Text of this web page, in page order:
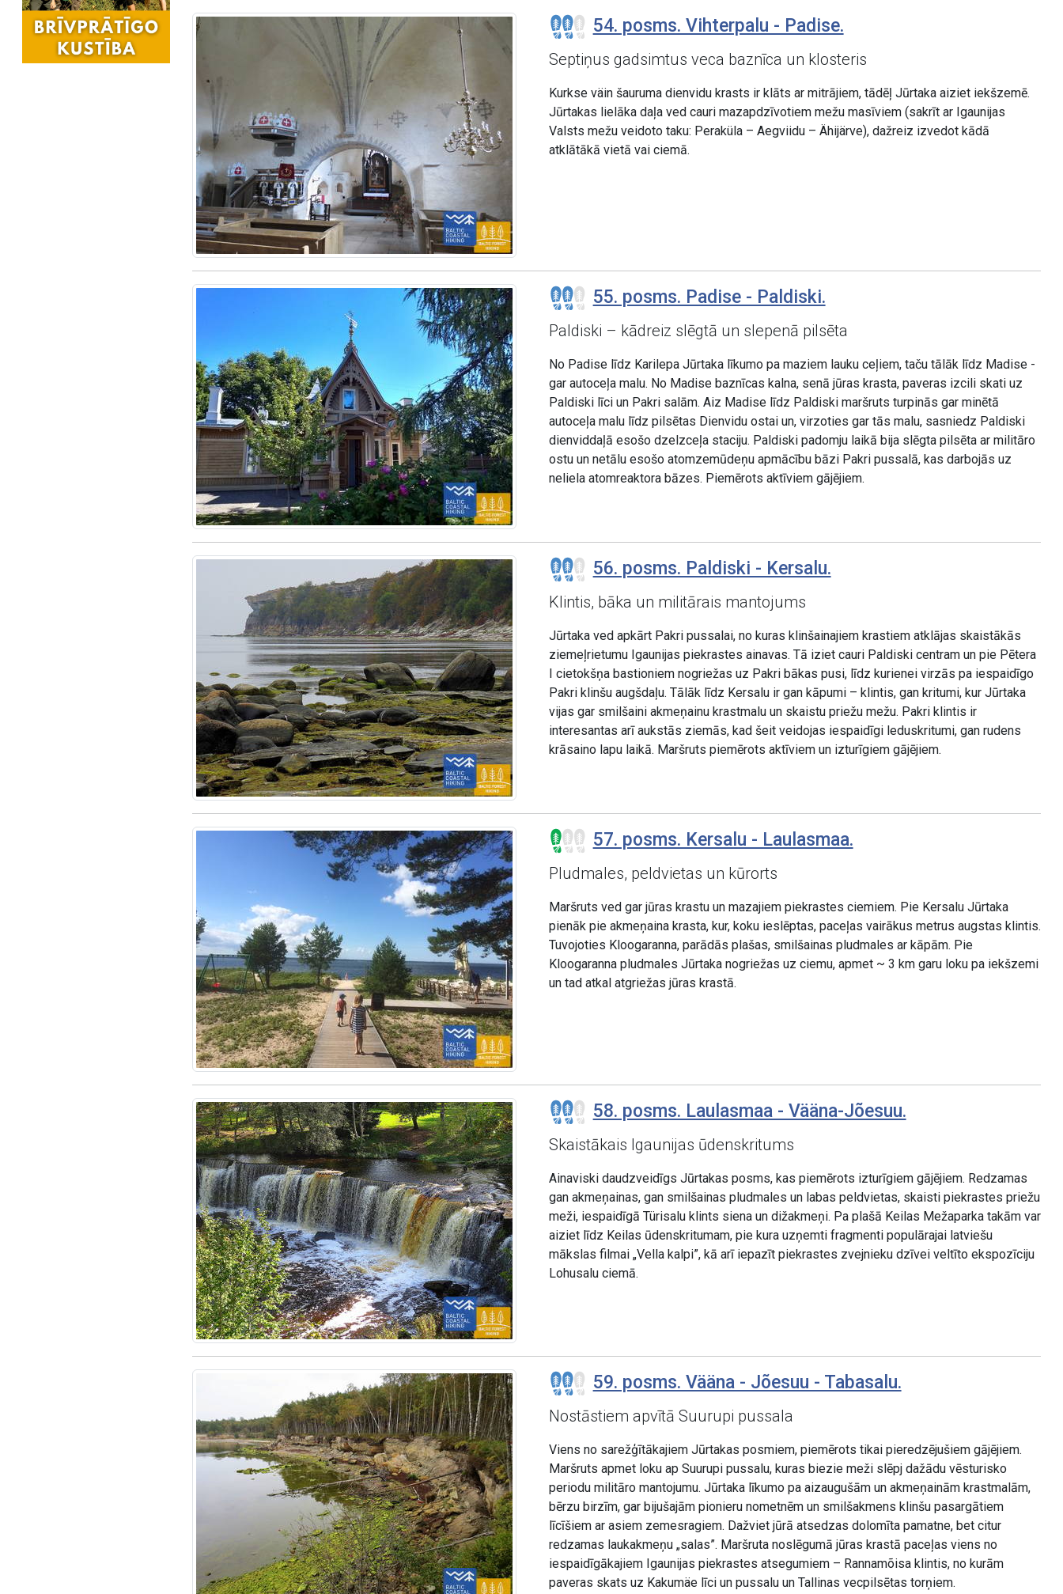
54. posms. Vihterpalu - Padise.
Septiņus gadsimtus veca baznīca un klosteris
Kurkse väin šauruma dienvidu krasts ir klāts ar mitrājiem, tādēļ Jūrtaka aiziet iekšzemē.
Jūrtakas lielāka daļa ved cauri mazapdzīvotiem mežu masīviem (sakrīt ar Igaunijas
Valsts mežu veidoto taku: Peraküla – Aegviidu – Ähijärve), dažreiz izvedot kādā
atklātākā vietā vai ciemā.
55. posms. Padise - Paldiski.
Paldiski – kādreiz slēgtā un slepenā pilsēta
No Padise līdz Karilepa Jūrtaka līkumo pa maziem lauku ceļiem, taču tālāk līdz Madise -
gar autoceļa malu. No Madise baznīcas kalna, senā jūras krasta, paveras izcili skati uz
Paldiski līci un Pakri salām. Aiz Madise līdz Paldiski maršruts turpinās gar minētā
autoceļa malu līdz pilsētas Dienvidu ostai un, virzoties gar tās malu, sasniedz Paldiski
dienviddaļā esošo dzelzceļa staciju. Paldiski padomju laikā bija slēgta pilsēta ar militāro
ostu un netālu esošo atomzemūdeņu apmācību bāzi Pakri pussalā, kas darbojās uz
neliela atomreaktora bāzes. Piemērots aktīviem gājējiem.
56. posms. Paldiski - Kersalu.
Klintis, bāka un militārais mantojums
Jūrtaka ved apkārt Pakri pussalai, no kuras klinšainajiem krastiem atklājas skaistākās
ziemeļrietumu Igaunijas piekrastes ainavas. Tā iziet cauri Paldiski centram un pie Pētera
I cietokšņa bastioniem nogriežas uz Pakri bākas pusi, līdz kurienei virzās pa iespaidīgo
Pakri klinšu augšdaļu. Tālāk līdz Kersalu ir gan kāpumi – klintis, gan kritumi, kur Jūrtaka
vijas gar smilšaini akmeņainu krastmalu un skaistu priežu mežu. Pakri klintis ir
interesantas arī aukstās ziemās, kad šeit veidojas iespaidīgi leduskritumi, gan rudens
krāsaino lapu laikā. Maršruts piemērots aktīviem un izturīgiem gājējiem.
57. posms. Kersalu - Laulasmaa.
Pludmales, peldvietas un kūrorts
Maršruts ved gar jūras krastu un mazajiem piekrastes ciemiem. Pie Kersalu Jūrtaka
pienāk pie akmeņaina krasta, kur, koku ieslēptas, paceļas vairākus metrus augstas klintis.
Tuvojoties Kloogaranna, parādās plašas, smilšainas pludmales ar kāpām. Pie
Kloogaranna pludmales Jūrtaka nogriežas uz ciemu, apmet ~ 3 km garu loku pa iekšzemi
un tad atkal atgriežas jūras krastā.
58. posms. Laulasmaa - Vääna-Jõesuu.
Skaistākais Igaunijas ūdenskritums
Ainaviski daudzveidīgs Jūrtakas posms, kas piemērots izturīgiem gājējiem. Redzamas
gan akmeņainas, gan smilšainas pludmales un labas peldvietas, skaisti piekrastes priežu
meži, iespaidīgā Türisalu klints siena un dižakmeņi. Pa plašā Keilas Mežaparka takām var
aiziet līdz Keilas ūdenskritumam, pie kura uzņemti fragmenti populārajai latviešu
mākslas filmai „Vella kalpi”, kā arī iepazīt piekrastes zvejnieku dzīvei veltīto ekspozīciju
Lohusalu ciemā.
59. posms. Vääna - Jõesuu - Tabasalu.
Nostāstiem apvītā Suurupi pussala
Viens no sarežģītākajiem Jūrtakas posmiem, piemērots tikai pieredzējušiem gājējiem.
Maršruts apmet loku ap Suurupi pussalu, kuras biezie meži slēpj dažādu vēsturisko
periodu militāro mantojumu. Jūrtaka līkumo pa aizaugušām un akmeņainām krastmalām,
bērzu birzīm, gar bijušajām pionieru nometnēm un smilšakmens klinšu pasargātiem
līcīšiem ar asiem zemesragiem. Dažviet jūrā atsedzas dolomīta pamatne, bet citur
redzamas laukakmeņu „salas”. Maršruta noslēgumā jūras krastā paceļas viens no
iespaidīgākajiem Igaunijas piekrastes atsegumiem – Rannamõisa klintis, no kurām
paveras skats uz Kakumäe līci un pussalu un Tallinas vecpilsētas torņiem.